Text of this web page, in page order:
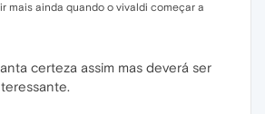
mais ainda quando o vivaldi começar a
certeza assim mas deverá ser